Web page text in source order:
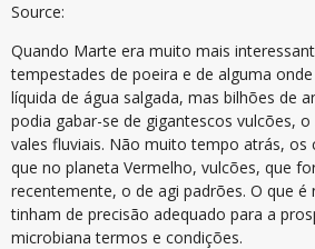
Source:
Quando Marte era muito mais
tempestades de poeira e de alguma
líquida de água salgada, mas bilhões de
podia gabar-se de gigantescos vulcões,
vales fluviais. Não muito tempo atrás, os
que no planeta Vermelho, vulcões, que
recentemente, o de agi padrões. O que é
tinham de precisão adequado para a
microbiana termos e condições.